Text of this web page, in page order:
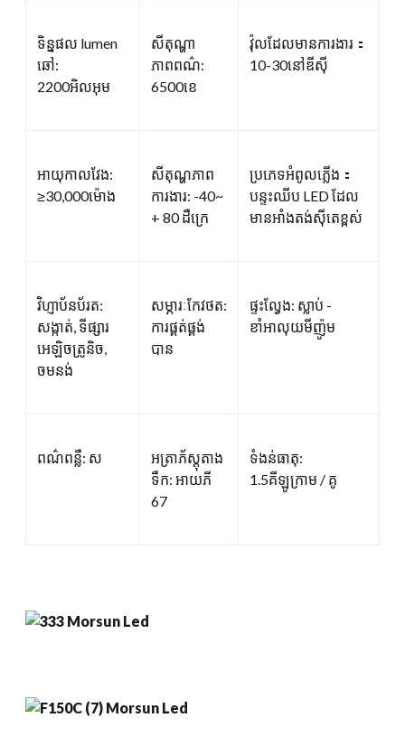
ទិន្នផល lumen
ឆៅ:
2200អិលអុម
សីតុណ្ហា
ភាពពណ៌:
6500ខេ
វ៉ុលដែលមានការងារ：
10-30នៅឌីស៊ី
អាយុកាលវែង:
≥30,000ម៉ោង
សីតុណ្ហភាព
ការងារ: -40~
+ 80 ដឺក្រេ
ប្រភេទអំពូលភ្លើង：
បន្ទះឈីប LED ដែល
មានអាំងតង់ស៊ីតេខ្ពស់
វិហ្ញាប័នប័រត:
សង្កាត់, ទីផ្សារ
អេឡិចត្រូនិច,
ចមនង់
សម្ភារៈកែវថត:
ការផ្គត់ផ្គង់
បាន
ផ្ទះល្វែង: ស្លាប់ -
ខាំអាលុយមីញ៉ូម
ពណ៌ពន្លឺ: ស
អត្រាភ័ស្តុតាង
ទឹក: អាយភី
67
ទំងន់ធាតុ:
1.5គីឡូក្រាម / គូ